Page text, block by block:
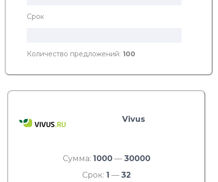
Срок
Количество предложений: 100
Vivus
Сумма: 1000 — 30000
Срок: 1 — 32